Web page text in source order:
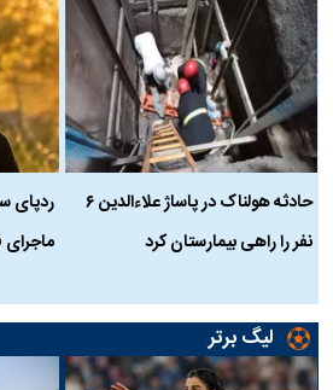
حادثه هولناک در پاساژ علاءالدین ۶
نفر را راهی بیمارستان کرد
ردپای
لیگ برتر